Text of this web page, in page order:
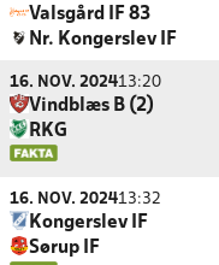
Valsgård IF 83
Nr. Kongerslev IF
16. NOV. 202413:20
Vindblæs B (2)
RKG
16. NOV. 202413:32
Kongerslev IF
Sørup IF